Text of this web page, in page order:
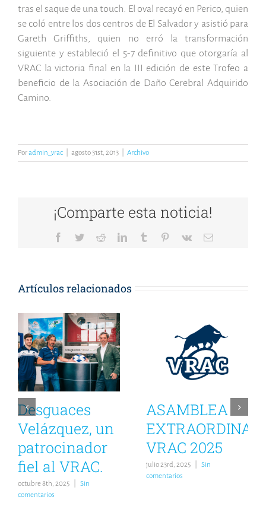
tras el saque de una touch. El oval recayó en Perico, quien
se coló entre los dos centros de El Salvador y asistió para
Gareth Griffiths, quien no erró la transformación
siguiente y estableció el 5-7 definitivo que otorgaría al
VRAC la victoria final en la III edición de este Trofeo a
beneficio de la Asociación de Daño Cerebral Adquirido
Camino.
Poradmin_vrac agosto 31st, 2013 Archivo
¡Comparte esta noticia!
Facebook
TwitterRedditLinkedInTumblr Pinterest
Vk
Correo
Artículos relacionados
Desguaces
Velázquez, un
patrocinador
fiel al VRAC.
octubre 8th, 2025
Sin
comentarios
ASAMBLEA
VRAC 2025
julio 23rd, 2025
Sin
comentarios